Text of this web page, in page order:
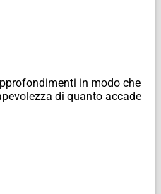
in modo che
di quanto accade